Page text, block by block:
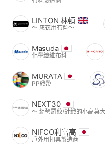
LINTON 林頓
〜 成衣用布料〜
Masuda
化學纖維布料
MURATA
PP織帶
NEXT30
〜 經營羅紋/針織的小高莫
NIFCO利富高
戶外用扣具製造商